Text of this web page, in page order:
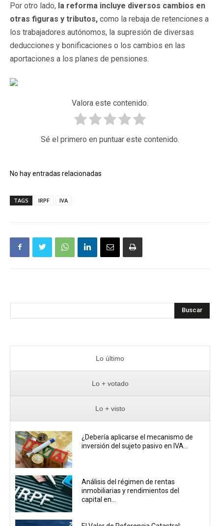
Por otro lado, la reforma incluye diversos cambios en
otras figuras y tributos, como la rebaja de retenciones a
los trabajadores autónomos, la supresión de diversas
deducciones y bonificaciones o los cambios en las
aportaciones a los planes de pensiones.
Valora este contenido.
Sé el primero en puntuar este contenido.
No hay entradas relacionadas
TAGS IRPF IVA
Buscar
Lo último
Lo + votado
Lo + visto
¿Debería aplicarse el mecanismo de
inversión del sujeto pasivo en IVA...
Análisis del régimen de rentas
inmobiliarias y rendimientos del
capital en...